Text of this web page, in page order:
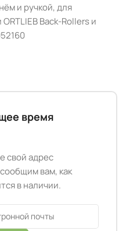
и ручкой, для
Back-Rollers и
время
свой адрес
вам, как
в наличии.